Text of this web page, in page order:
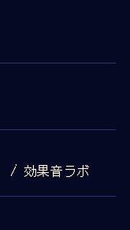
/ 効果音ラボ